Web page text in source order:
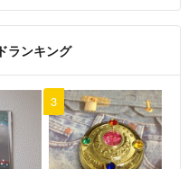
ランキング
3